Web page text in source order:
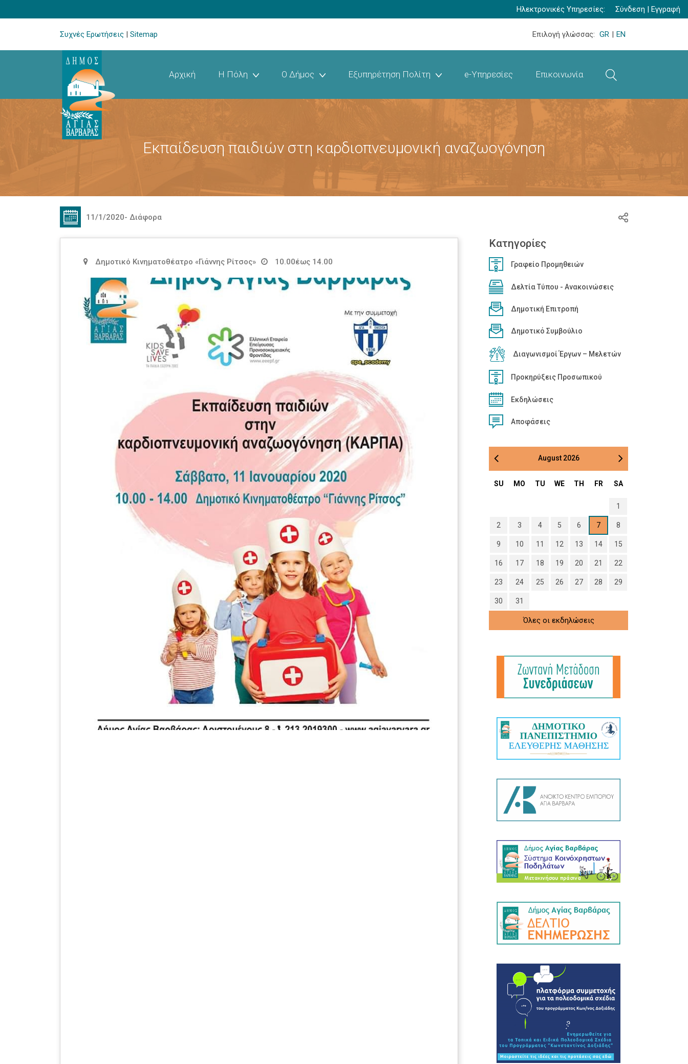
Ηλεκτρονικές Υπηρεσίες: Σύνδεση | Εγγραφή
Συχνές Ερωτήσεις | Sitemap Επιλογή γλώσσας: GR | EN
Αρχική Η Πόλη Ο Δήμος Εξυπηρέτηση Πολίτη e-Υπηρεσίες Επικοινωνία
Εκπαίδευση παιδιών στη καρδιοπνευμονική αναζωογόνηση
11/1/2020- Διάφορα
Δημοτικό Κινηματοθέατρο «Γιάννης Ρίτσος» 10.00έως 14.00
Κατηγορίες
Γραφείο Προμηθειών
Δελτία Τύπου - Ανακοινώσεις
Δημοτική Επιτροπή
Δημοτικό Συμβούλιο
Διαγωνισμοί Έργων – Μελετών
Προκηρύξεις Προσωπικού
Εκδηλώσεις
Αποφάσεις
August 2026
SU MO TU WE TH FR SA
1
2 3 4 5 6 7 8
9 10 11 12 13 14 15
16 17 18 19 20 21 22
23 24 25 26 27 28 29
30 31
Όλες οι εκδηλώσεις